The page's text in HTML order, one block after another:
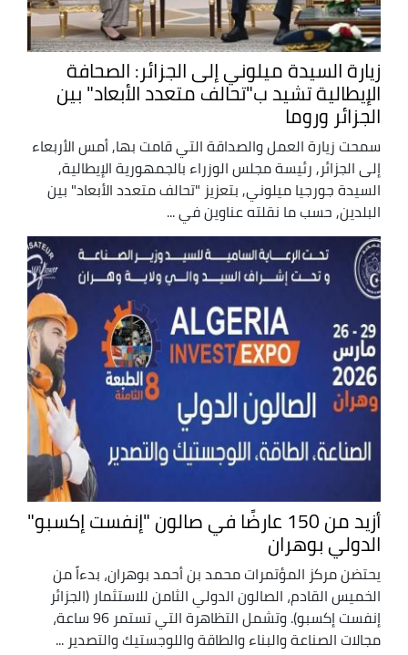
زيارة السيدة ميلوني إلى الجزائر: الصحافة
الإيطالية تشيد ب"تحالف متعدد الأبعاد" بين
الجزائر وروما
سمحت زيارة العمل والصداقة التي قامت بها, أمس الأربعاء
إلى الجزائر, رئيسة مجلس الوزراء بالجمهورية الإيطالية,
السيدة جورجيا ميلوني, بتعزيز "تحالف متعدد الأبعاد" بين
البلدين, حسب ما نقلته عناوين في ...
أزيد من 150 عارضًا في صالون "إنفست إكسبو"
الدولي بوهران
يحتضن مركز المؤتمرات محمد بن أحمد بوهران، بدءاً من
الخميس القادم، الصالون الدولي الثامن للاستثمار (الجزائر
إنفست إكسبو). وتشمل التظاهرة التي تستمر 96 ساعة،
مجالات الصناعة والبناء والطاقة واللوجستيك والتصدير ...